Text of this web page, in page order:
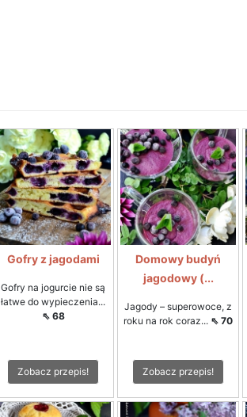
Gofry z jagodami
Gofry na jogurcie nie są
łatwe do wypieczenia...
⇖ 68
Zobacz przepis!
Domowy budyń
jagodowy (...
Jagody – superowoce, z
roku na rok coraz... ⇖ 70
Zobacz przepis!